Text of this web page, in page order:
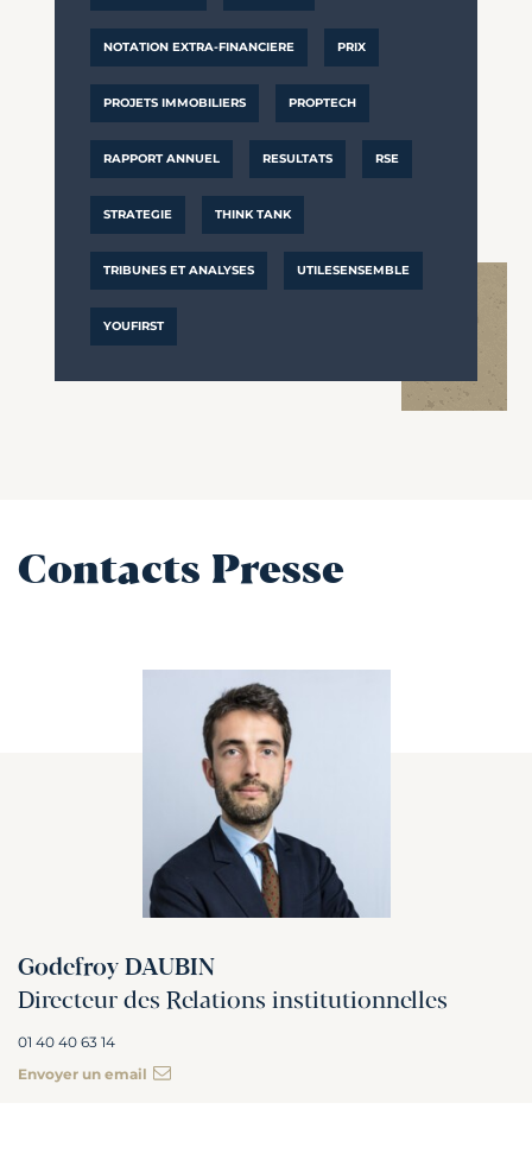
NOTATION EXTRA-FINANCIERE PRIX
PROJETS IMMOBILIERS PROPTECH
RAPPORT ANNUEL RESULTATS RSE
STRATEGIE THINK TANK
TRIBUNES ET ANALYSES UTILESENSEMBLE
YOUFIRST
Contacts Presse
Godefroy DAUBIN
Directeur des Relations institutionnelles
01 40 40 63 14
Envoyer un email